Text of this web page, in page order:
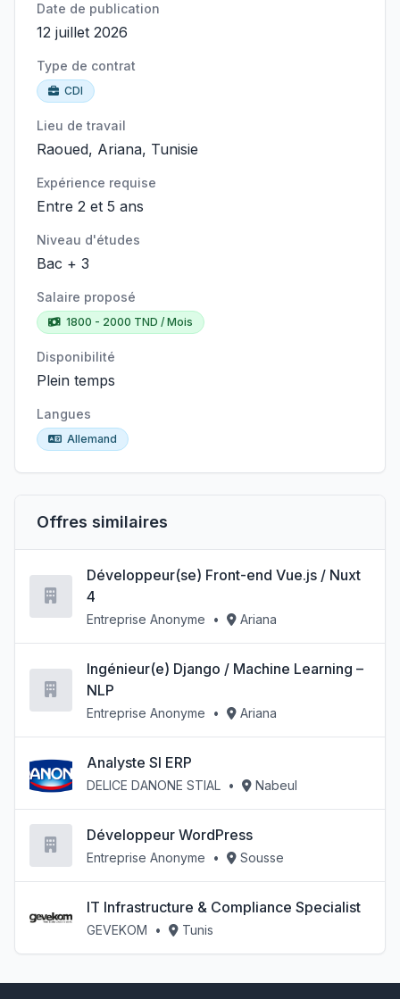
Date de publication
12 juillet 2026
Type de contrat
CDI
Lieu de travail
Raoued, Ariana, Tunisie
Expérience requise
Entre 2 et 5 ans
Niveau d'études
Bac + 3
Salaire proposé
1800 - 2000 TND / Mois
Disponibilité
Plein temps
Langues
Allemand
Offres similaires
Développeur(se) Front-end Vue.js / Nuxt
4
Entreprise Anonyme • Ariana
Ingénieur(e) Django / Machine Learning –
NLP
Entreprise Anonyme • Ariana
Analyste SI ERP
DELICE DANONE STIAL • Nabeul
Développeur WordPress
Entreprise Anonyme • Sousse
IT Infrastructure & Compliance Specialist
GEVEKOM • Tunis